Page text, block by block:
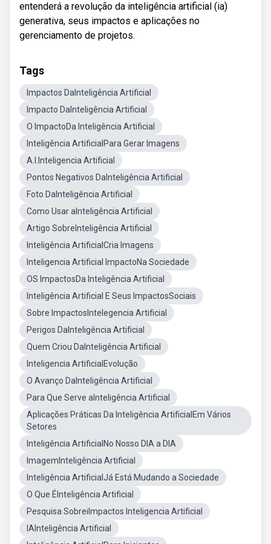
entenderá a revolução da inteligência artificial (ia)
generativa, seus impactos e aplicações no
gerenciamento de projetos.
Tags
Impactos DaInteligência Artificial
Impacto DaInteligência Artificial
O ImpactoDa Inteligência Artificial
Inteligência ArtificialPara Gerar Imagens
A.I.Inteligencia Artificial
Pontos Negativos DaInteligência Artificial
Foto DaInteligência Artificial
Como Usar aInteligência Artificial
Artigo SobreInteligência Artificial
Inteligência ArtificialCria Imagens
Inteligencia Artificial ImpactoNa Sociedade
OS ImpactosDa Inteligência Artificial
Inteligência Artificial E Seus ImpactosSociais
Sobre ImpactosIntelegencia Artificial
Perigos DaInteligência Artificial
Quem Criou DaInteligência Artificial
Inteligencia ArtificialEvolução
O Avanço DaInteligência Artificial
Para Que Serve aInteligência Artificial
Aplicações Práticas Da Inteligência ArtificialEm Vários
Setores
Inteligência ArtificialNo Nosso DIA a DIA
ImagemInteligência Artificial
Inteligência ArtificialJá Está Mudando a Sociedade
O Que ÉInteligência Artificial
Pesquisa SobreiImpactos Inteligencia Artificial
IAInteligência Artificial